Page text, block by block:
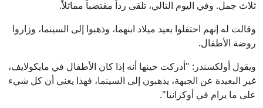
ثلاث جمل. وفي اليوم التالي، تلقى رداً مقتضباً مماثلاً.
وقالت له إنهم احتفلوا بعيد ميلاد ابنهما، وذهبوا إلى السينما، وزاروا
روضة الأطفال.
ويقول أولكسندر: "أدركت حينها أنه إذا كان الأطفال في مايكولايف،
غير البعيدة عن الجبهة، يذهبون إلى السينما، فهذا يعني أن كل شيء
على ما يرام في أوكرانيا".